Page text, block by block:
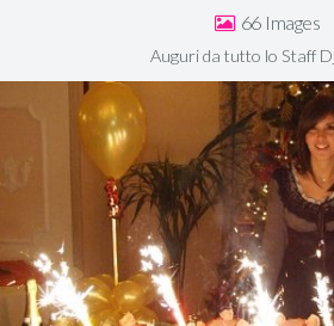
66
Auguri da tutto lo Staff